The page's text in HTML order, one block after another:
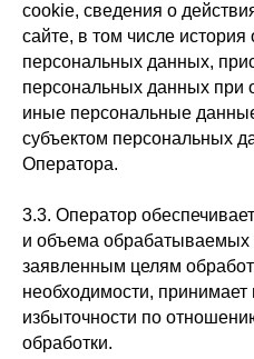
cookie, сведения о
сайте, в том числе
персональных данных,
персональных данных при
иные персональные
субъектом персональных
Оператора.
3.3. Оператор
и объема
заявленным целям
необходимости,
избыточности по
обработки.